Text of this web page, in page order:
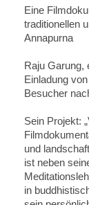
Eine
traditionellen
Annapurna
Raju Garung,
Einladung
Besucher
Sein Projekt:
und
ist neben
in